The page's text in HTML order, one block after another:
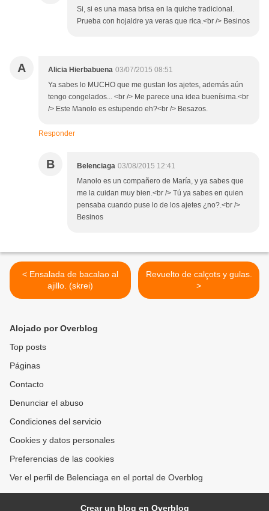
Si, si es una masa brisa en la quiche tradicional.
Prueba con hojaldre ya veras que rica.<br /> Besinos
A Alicia Hierbabuena 03/07/2015 08:51
Ya sabes lo MUCHO que me gustan los ajetes, además aún
tengo congelados... <br /> Me parece una idea buenísima.<br
/> Este Manolo es estupendo eh?<br /> Besazos.
Responder
B Belenciaga 03/08/2015 12:41
Manolo es un compañero de María, y ya sabes que
me la cuidan muy bien.<br /> Tú ya sabes en quien
pensaba cuando puse lo de los ajetes ¿no?.<br />
Besinos
< Ensalada de bacalao al
ajillo. (skrei)
Revuelto de calçots y gulas.
>
Alojado por Overblog
Top posts
Páginas
Contacto
Denunciar el abuso
Condiciones del servicio
Cookies y datos personales
Preferencias de las cookies
Ver el perfil de Belenciaga en el portal de Overblog
Crear un blog en Overblog